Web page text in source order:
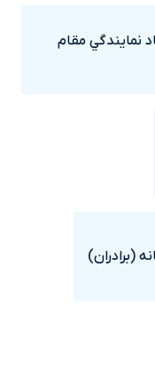
نمايندگي مقام
(برادران)